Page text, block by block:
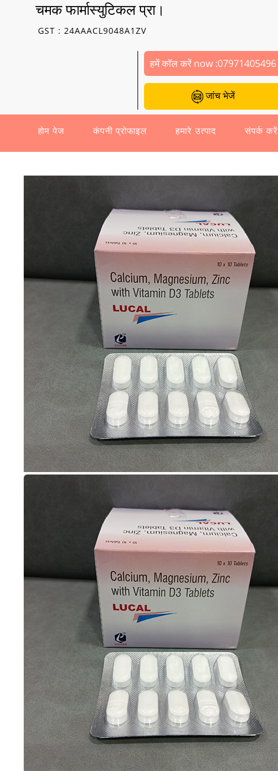
चमक फार्मास्युटिकल प्रा।
GST : 24AAACL9048A1ZV
हमें कॉल करें now :07971405496
जांच भेजें
होम पेज कंपनी प्रोफाइल हमारे उत्पाद संपर्क करें